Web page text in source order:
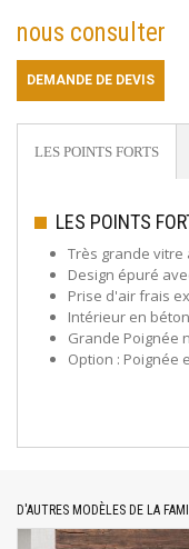
nous consulter
DEMANDE DE DEVIS
LES POINTS FORTS
LES POINTS
Très grande
Design épuré
Prise d'air frais
Intérieur en
Grande Poignée
Option : Poignée
D'AUTRES MODÈLES DE LA